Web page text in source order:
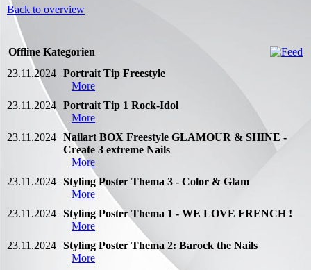
Back to overview
Offline Kategorien
23.11.2024 Portrait Tip Freestyle
More
23.11.2024 Portrait Tip 1 Rock-Idol
More
23.11.2024 Nailart BOX Freestyle GLAMOUR & SHINE -
Create 3 extreme Nails
More
23.11.2024 Styling Poster Thema 3 - Color & Glam
More
23.11.2024 Styling Poster Thema 1 - WE LOVE FRENCH !
More
23.11.2024 Styling Poster Thema 2: Barock the Nails
More